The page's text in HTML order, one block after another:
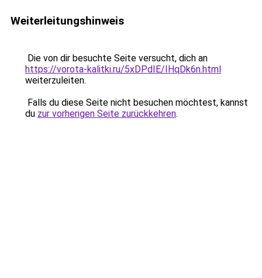
Weiterleitungshinweis
Die von dir besuchte Seite versucht, dich an
https://vorota-kalitki.ru/5xDPdIE/IHqDk6n.html
weiterzuleiten.
Falls du diese Seite nicht besuchen möchtest, kannst
du zur vorherigen Seite zurückkehren.